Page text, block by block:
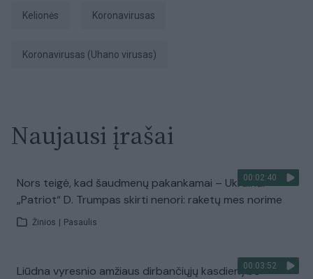
Kelionės koronavirusas
koronavirusas (Uhano virusas)
Naujausi įrašai
00:02:40
Nors teigė, kad šaudmenų pakankamai – Ukrainai
„Patriot“ D. Trumpas skirti nenori: raketų mes norime
Žinios Pasaulis
00:03:52
Liūdna vyresnio amžiaus dirbančiųjų kasdienybė –